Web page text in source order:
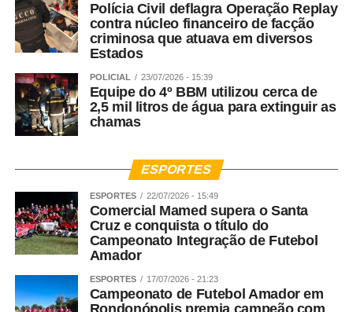
Polícia Civil deflagra Operação Replay
contra núcleo financeiro de facção
criminosa que atuava em diversos
Estados
POLICIAL 23/07/2026 - 15:39
Equipe do 4º BBM utilizou cerca de
2,5 mil litros de água para extinguir as
chamas
ESPORTES
ESPORTES 22/07/2026 - 15:49
Comercial Mamed supera o Santa
Cruz e conquista o título do
Campeonato Integração de Futebol
Amador
ESPORTES 17/07/2026 - 21:23
Campeonato de Futebol Amador em